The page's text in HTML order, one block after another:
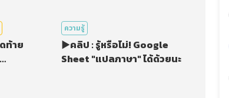
ท้าย
ความรู้
▶️คลิป : รู้หรือไม่! Google
Sheet "แปลภาษา" ได้ด้วยนะ